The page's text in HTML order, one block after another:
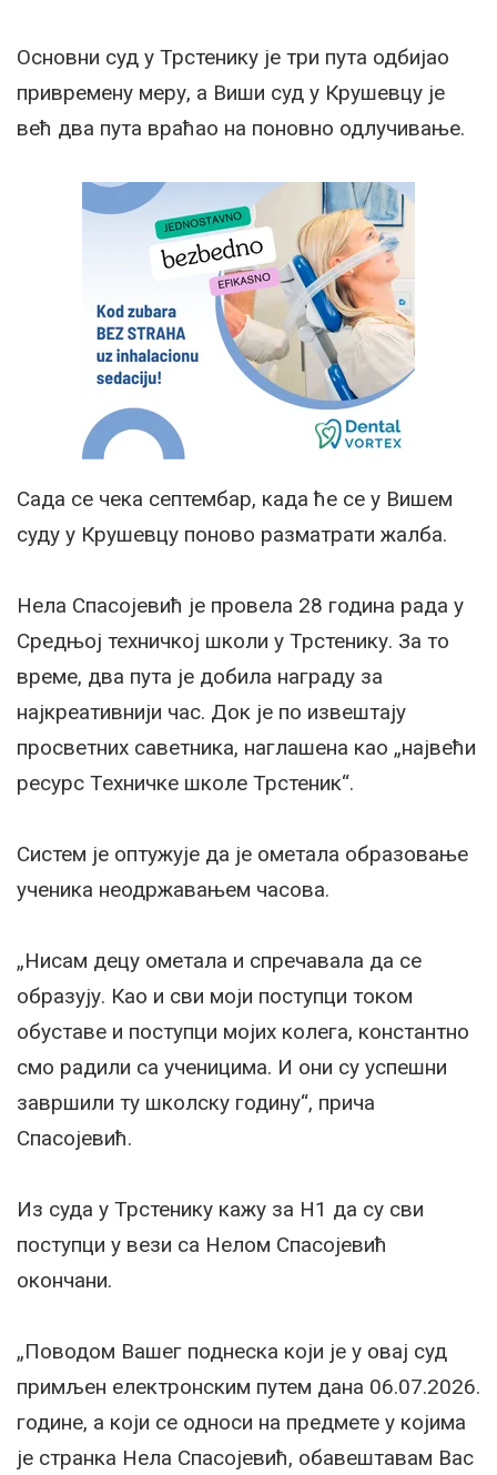
Основни суд у Трстенику је три пута одбијао
привремену меру, а Виши суд у Крушевцу је
већ два пута враћао на поновно одлучивање.
Сада се чека септембар, када ће се у Вишем
суду у Крушевцу поново разматрати жалба.
Нела Спасојевић је провела 28 година рада у
Средњој техничкој школи у Трстенику. За то
време, два пута је добила награду за
најкреативнији час. Док је по извештају
просветних саветника, наглашена као „највећи
ресурс Техничке школе Трстеник“.
Систем је оптужује да је ометала образовање
ученика неодржавањем часова.
„Нисам децу ометала и спречавала да се
образују. Као и сви моји поступци током
обуставе и поступци мојих колега, константно
смо радили са ученицима. И они су успешни
завршили ту школску годину“, прича
Спасојевић.
Из суда у Трстенику кажу за Н1 да су сви
поступци у вези са Нелом Спасојевић
окончани.
„Поводом Вашег поднеска који је у овај суд
примљен електронским путем дана 06.07.2026.
године, а који се односи на предмете у којима
је странка Нела Спасојевић, обавештавам Вас